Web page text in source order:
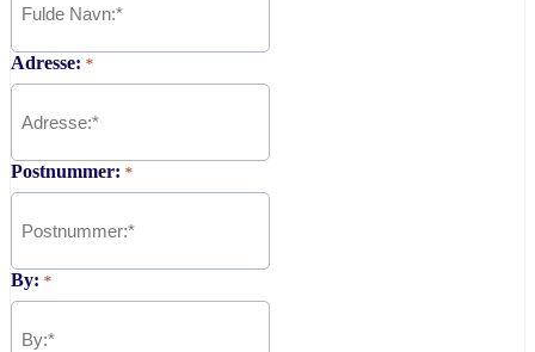
Adresse: *
Postnummer: *
By: *